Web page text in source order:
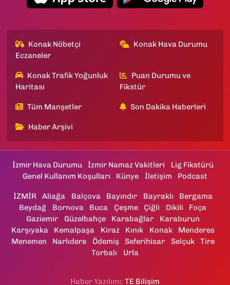
Konak Nöbetçi
Eczaneler
Konak Hava Durumu
Konak Trafik Yoğunluk
Haritası
Puan Durumu ve
Fikstür
Tüm Manşetler Son Dakika Haberleri
Haber Arşivi
İzmir Hava Durumu İzmir Namaz Vakitleri
Lig Fikstürü
Genel Kullanım Koşulları
Künye İletişim Podcast
İZMİR Aliağa Balçova Bayındır Bayraklı
Bergama
Beydağ
Bornova Buca Çeşme Çiğli Dikili
Foça
Gaziemir
Güzelbahçe Karabağlar
Karaburun
Karşıyaka
Kemalpaşa Kiraz Kınık Konak
Menderes
Menemen
Narlıdere Ödemiş Seferihisar Selçuk
Tire
Torbalı
Urla
Haber Yazılımı: TE Bilişim